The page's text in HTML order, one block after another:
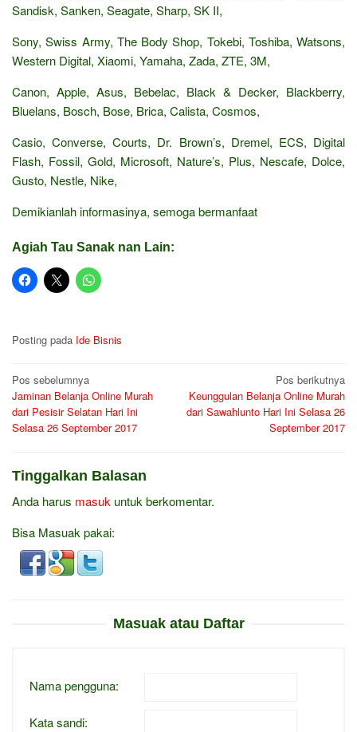
Sandisk, Sanken, Seagate, Sharp, SK II,
Sony, Swiss Army, The Body Shop, Tokebi, Toshiba, Watsons,
Western Digital, Xiaomi, Yamaha, Zada, ZTE, 3M,
Canon, Apple, Asus, Bebelac, Black & Decker, Blackberry,
Bluelans, Bosch, Bose, Brica, Calista, Cosmos,
Casio, Converse, Courts, Dr. Brown’s, Dremel, ECS, Digital
Flash, Fossil, Gold, Microsoft, Nature’s, Plus, Nescafe, Dolce,
Gusto, Nestle, Nike,
Demikianlah informasinya, semoga bermanfaat
Agiah Tau Sanak nan Lain:
Posting pada Ide Bisnis
Navigasi
pos
Pos sebelumnya
Jaminan Belanja Online Murah
dari Pesisir Selatan Hari Ini
Selasa 26 September 2017
Pos berikutnya
Keunggulan Belanja Online Murah
dari Sawahlunto Hari Ini Selasa 26
September 2017
Tinggalkan Balasan
Anda harus masuk untuk berkomentar.
Bisa Masuak pakai:
Masuak atau Daftar
Nama pengguna:
Kata sandi: